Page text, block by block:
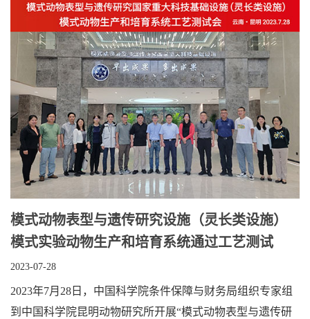
模式动物表型与遗传研究设施（灵长类设施）
模式实验动物生产和培育系统通过工艺测试
2023-07-28
2023年7月28日，中国科学院条件保障与财务局组织专家组
到中国科学院昆明动物研究所开展“模式动物表型与遗传研